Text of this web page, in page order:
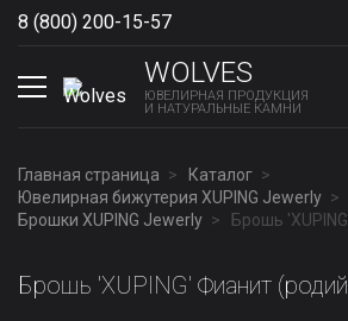
8 (800) 200-15-57
WOLVES
ЮВЕЛИРНАЯ ПРОДУКЦИЯ
И НАТУРАЛЬНЫЕ КАМНИ
Главная страница
Каталог
Ювелирная бижутерия XUPING Jewerly
Брошки XUPING Jewerly
Брошь
Брошь 'XUPING' Фианит